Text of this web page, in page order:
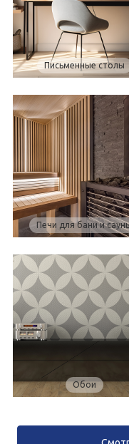
Письменные столы
Печи для бани и
Обои